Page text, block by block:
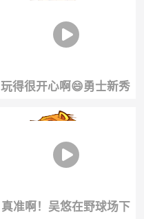
玩得很开心啊😄勇士新秀
伦德博格回到儿时打球的
公园一顿乱杀~
真准啊！吴悠在野球场下